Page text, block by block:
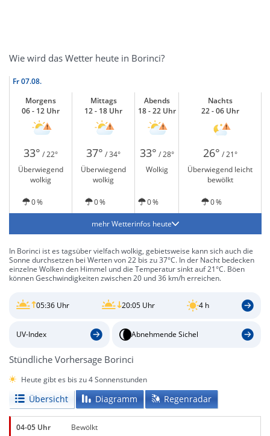
Wie wird das Wetter heute in Borinci?
Fr07.08.
Morgens
06 - 12 Uhr
Mittags
12 - 18 Uhr
Abends
18 - 22 Uhr
Nachts
22 - 06 Uhr
33° / 22° 37° / 34° 33° / 28° 26° / 21°
Überwiegend
wolkig
Überwiegend
wolkig
Wolkig
Überwiegend leicht
bewölkt
0 % 0 % 0 % 0 %
mehr Wetterinfos heute
In Borinci ist es tagsüber vielfach wolkig, gebietsweise kann sich auch die
Sonne durchsetzen bei Werten von 22 bis zu 37°C. In der Nacht bedecken
einzelne Wolken den Himmel und die Temperatur sinkt auf 21°C. Böen
können Geschwindigkeiten zwischen 20 und 36 km/h erreichen.
05:36 Uhr 20:05 Uhr 4 h
UV-Index Abnehmende Sichel
Stündliche Vorhersage Borinci
Heute gibt es bis zu 4 Sonnenstunden
Übersicht Diagramm Regenradar
04-05 Uhr Bewölkt